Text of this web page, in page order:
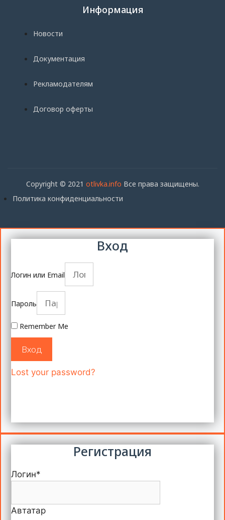
Информация
Новости
Документация
Рекламодателям
Договор оферты
Copyright © 2021 otlivka.info Все права защищены.
Политика конфиденциальности
Вход
Логин или Email
Пароль
Remember Me
Вход
Lost your password?
Регистрация
Логин*
Автатар